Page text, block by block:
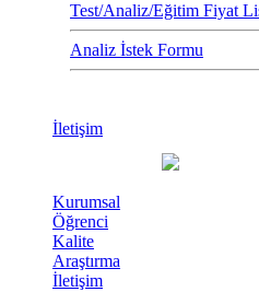
Test/Analiz/Eğitim Fiyat
Analiz İstek Formu
İletişim
Kurumsal
Öğrenci
Kalite
Araştırma
İletişim